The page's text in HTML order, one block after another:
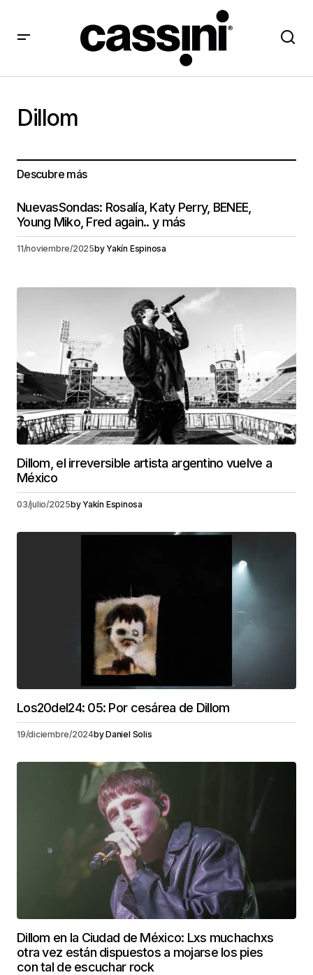
Dillom
Descubre más
NuevasSondas: Rosalía, Katy Perry, BENEE,
Young Miko, Fred again.. y más
11/noviembre/2025byYakín Espinosa
Dillom, el irreversible artista argentino vuelve a
México
03/julio/2025byYakín Espinosa
Los20del24: 05: Por cesárea de Dillom
19/diciembre/2024byDaniel Solis
Dillom en la Ciudad de México: Lxs muchachxs
otra vez están dispuestos a mojarse los pies
con tal de escuchar rock